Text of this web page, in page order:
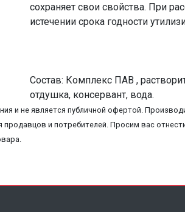
сохраняет свои свойства. При
истечении срока годности
Состав: Комплекс ПАВ ,
отдушка, консервант, вода.
и не является публичной офертой.
и потребителей. Просим вас